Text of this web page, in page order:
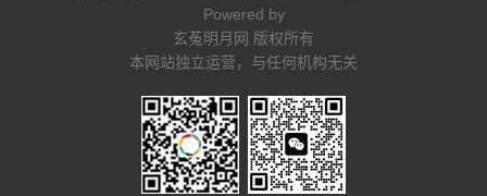
Powered by
玄菟明月网 版权所有
本网站独立运营，与任何机构无关